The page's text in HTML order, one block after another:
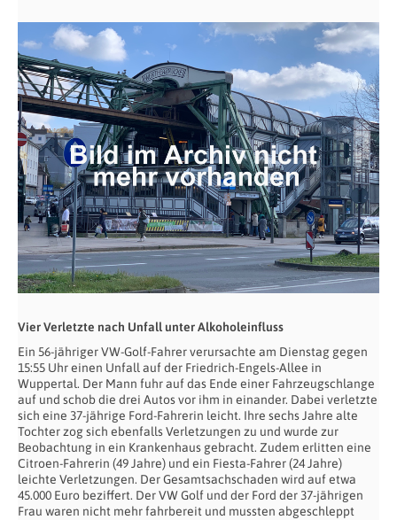
Vier Verletzte nach Unfall unter Alkoholeinfluss
Ein 56-jähriger VW-Golf-Fahrer verursachte am Dienstag gegen
15:55 Uhr einen Unfall auf der Friedrich-Engels-Allee in
Wuppertal. Der Mann fuhr auf das Ende einer Fahrzeugschlange
auf und schob die drei Autos vor ihm in einander. Dabei verletzte
sich eine 37-jährige Ford-Fahrerin leicht. Ihre sechs Jahre alte
Tochter zog sich ebenfalls Verletzungen zu und wurde zur
Beobachtung in ein Krankenhaus gebracht. Zudem erlitten eine
Citroen-Fahrerin (49 Jahre) und ein Fiesta-Fahrer (24 Jahre)
leichte Verletzungen. Der Gesamtsachschaden wird auf etwa
45.000 Euro beziffert. Der VW Golf und der Ford der 37-jährigen
Frau waren nicht mehr fahrbereit und mussten abgeschleppt